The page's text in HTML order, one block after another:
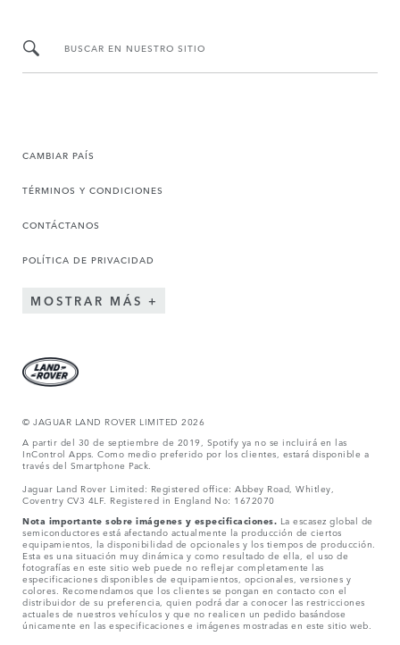
BUSCAR EN NUESTRO SITIO
CAMBIAR PAÍS
TÉRMINOS Y CONDICIONES
CONTÁCTANOS
POLÍTICA DE PRIVACIDAD
MOSTRAR MÁS
© JAGUAR LAND ROVER LIMITED 2026
A partir del 30 de septiembre de 2019, Spotify ya no se incluirá en las
InControl Apps. Como medio preferido por los clientes, estará disponible a
través del Smartphone Pack.
Jaguar Land Rover Limited: Registered office: Abbey Road, Whitley,
Coventry CV3 4LF. Registered in England No: 1672070
Nota importante sobre imágenes y especificaciones. La escasez global de
semiconductores está afectando actualmente la producción de ciertos
equipamientos, la disponibilidad de opcionales y los tiempos de producción.
Esta es una situación muy dinámica y como resultado de ella, el uso de
fotografías en este sitio web puede no reflejar completamente las
especificaciones disponibles de equipamientos, opcionales, versiones y
colores. Recomendamos que los clientes se pongan en contacto con el
distribuidor de su preferencia, quien podrá dar a conocer las restricciones
actuales de nuestros vehículos y que no realicen un pedido basándose
únicamente en las especificaciones e imágenes mostradas en este sitio web.